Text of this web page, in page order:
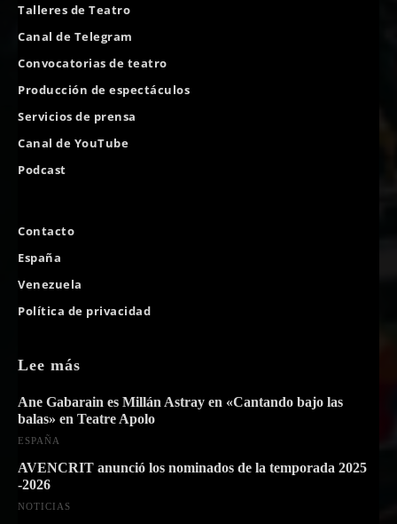
Talleres de Teatro
Canal de Telegram
Convocatorias de teatro
Producción de espectáculos
Servicios de prensa
Canal de YouTube
Podcast
Contacto
España
Venezuela
Política de privacidad
Lee más
Ane Gabarain es Millán Astray en «Cantando bajo las
balas» en Teatre Apolo
ESPAÑA
AVENCRIT anunció los nominados de la temporada 2025
-2026
NOTICIAS